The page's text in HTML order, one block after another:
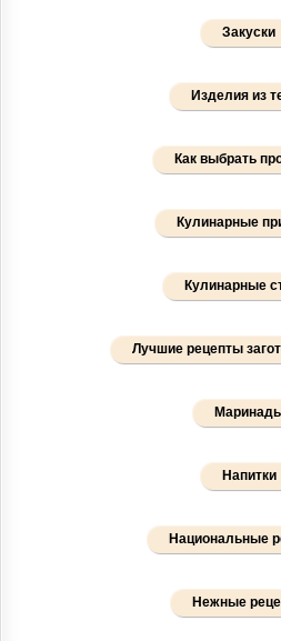
Закуски
Изделия из
Как выбрать
Кулинарные
Кулинарные
Лучшие рецепты
Напитки
Национальные
Нежные